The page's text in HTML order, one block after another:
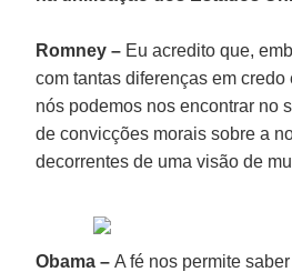
Romney – Eu acredito que,
com tantas diferenças em
nós podemos nos encontrar no
de convicções morais sobre a
decorrentes de uma visão de
Obama –A fé nos permite